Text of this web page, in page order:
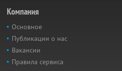
Компания
Основное
Публикации о нас
Вакансии
Правила сервиса